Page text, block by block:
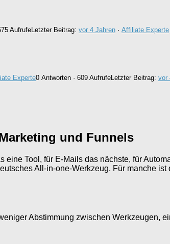
AufrufeLetzter Beitrag: vor 4 Jahren · Affiliate Experte
Experte0 Antworten · 609 AufrufeLetzter Beitrag: vor
und Funnels
Tool, für E-Mails das nächste, für
All-in-one-Werkzeug. Für manche
Abstimmung zwischen Werkzeugen,